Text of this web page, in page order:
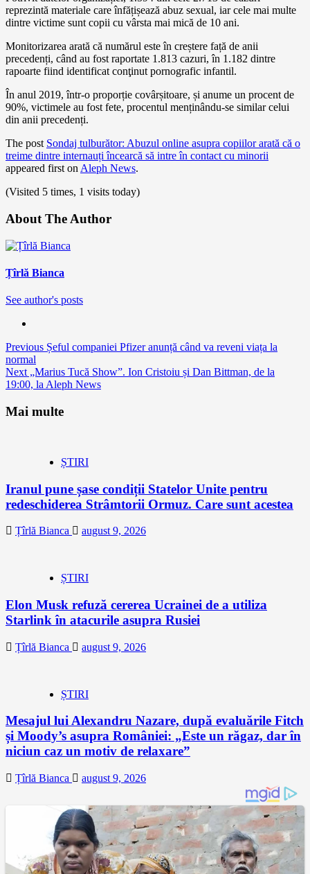
reprezintă materiale care înfățișează abuz sexual, iar cele mai multe
dintre victime sunt copii cu vârsta mai mică de 10 ani.
Monitorizarea arată că numărul este în creștere față de anii
precedenți, când au fost raportate 1.813 cazuri, în 1.182 dintre
rapoarte fiind identificat conţinut pornografic infantil.
În anul 2019, într-o proporție covârșitoare, și anume un procent de
90%, victimele au fost fete, procentul menținându-se similar celui
din anii precedenți.
The post Sondaj tulburător: Abuzul online asupra copiilor arată că o
treime dintre internauți încearcă să intre în contact cu minorii
appeared first onAleph News.
(Visited 5 times, 1 visits today)
About The Author
Țîrlă Bianca
See author's posts
Continue
Reading
Previous Șeful companiei Pfizer anunță când va reveni viața la
normal
Next„Marius Tucă Show”. Ion Cristoiu și Dan Bittman, de la
19:00, la Aleph News
Mai multe
ȘTIRI
Iranul pune șase condiții Statelor Unite pentru
redeschiderea Strâmtorii Ormuz. Care sunt acestea
Țîrlă Bianca august 9, 2026
ȘTIRI
Elon Musk refuză cererea Ucrainei de a utiliza
Starlink în atacurile asupra Rusiei
Țîrlă Bianca august 9, 2026
ȘTIRI
Mesajul lui Alexandru Nazare, după evaluările Fitch
și Moody’s asupra României: „Este un răgaz, dar în
niciun caz un motiv de relaxare”
Țîrlă Bianca august 9, 2026